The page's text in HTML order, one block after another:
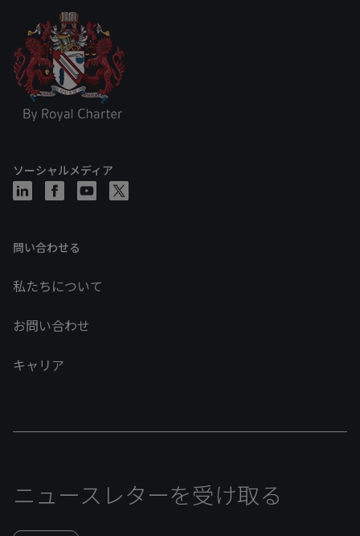
ソーシャルメディア
問い合わせる
私たちについて
お問い合わせ
キャリア
ニュースレターを受け取る